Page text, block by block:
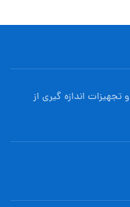
و تجهيزات اندازه گیری از